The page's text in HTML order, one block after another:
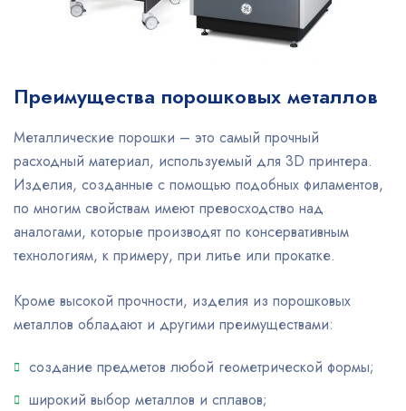
Преимущества порошковых металлов
Металлические порошки – это самый прочный
расходный материал, используемый для 3D принтера.
Изделия, созданные с помощью подобных филаментов,
по многим свойствам имеют превосходство над
аналогами, которые производят по консервативным
технологиям, к примеру, при литье или прокатке.
Кроме высокой прочности, изделия из порошковых
металлов обладают и другими преимуществами:
создание предметов любой геометрической формы;
широкий выбор металлов и сплавов;